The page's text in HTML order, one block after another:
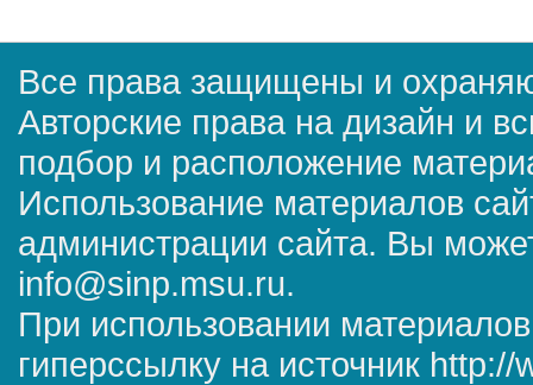
Все права защищены и
Авторские права на дизайн и
подбор и расположение
Использование материалов
администрации сайта. Вы
info@sinp.msu.ru.
При использовании
гиперссылку на источник